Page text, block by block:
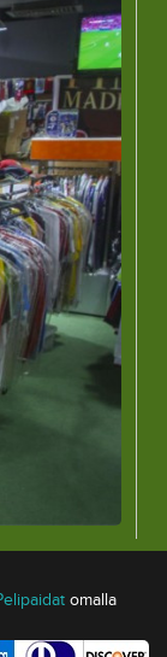
omalla